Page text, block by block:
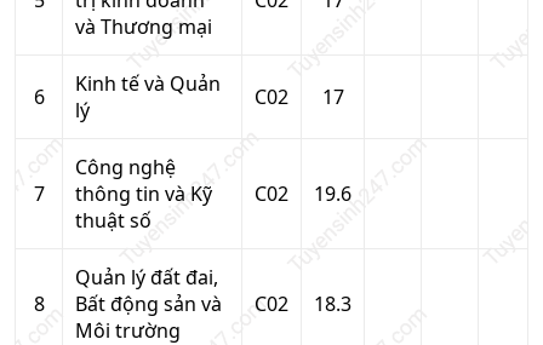
và Thương mại
6
Kinh tế và Quản
lý
C02 17
7
Công nghệ
thông tin và Kỹ
thuật số
C02 19.6
8
Quản lý đất đai,
Bất động sản và
Môi trường
C02 18.3